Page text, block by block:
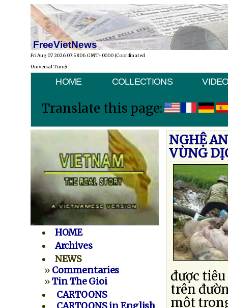
FreeVietNews
Fri Aug 07 2026 07:58:06 GMT+0000 (Coordinated
Universal Time)
HOME COLLECTIONS
Translate this page:
HOME
Archives
NEWS
» Commentaries
»Tin The Gioi
CARTOONS
NGHỆ
VÙNG
được
trên
một